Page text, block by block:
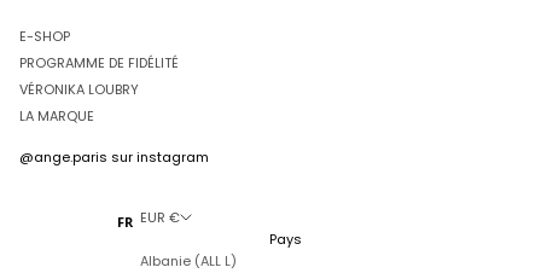
E-SHOP
PROGRAMME DE FIDÉLITÉ
VÉRONIKA LOUBRY
LA MARQUE
@ange.paris sur instagram
FR EUR €
Pays
Albanie (ALL L)